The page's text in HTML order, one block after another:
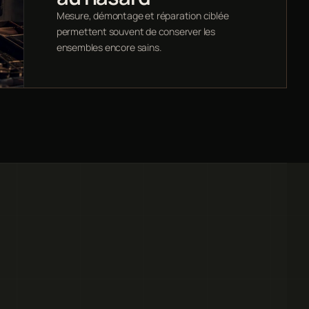
Mesure, démontage et réparation ciblée
permettent souvent de conserver les
ensembles encore sains.